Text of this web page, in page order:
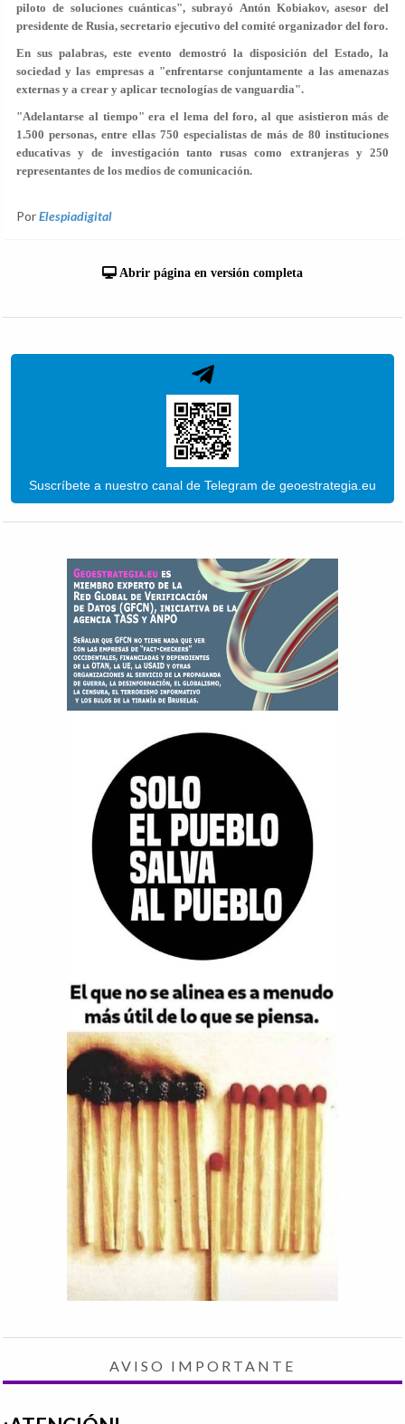
piloto de soluciones cuánticas", subrayó Antón Kobiakov, asesor del
presidente de Rusia, secretario ejecutivo del comité organizador del foro.
En sus palabras, este evento demostró la disposición del Estado, la
sociedad y las empresas a "enfrentarse conjuntamente a las amenazas
externas y a crear y aplicar tecnologías de vanguardia".
"Adelantarse al tiempo" era el lema del foro, al que asistieron más de
1.500 personas, entre ellas 750 especialistas de más de 80 instituciones
educativas y de investigación tanto rusas como extranjeras y 250
representantes de los medios de comunicación.
PorElespiadigital
Abrir página en versión completa
Suscríbete a nuestro canal de Telegram de geoestrategia.eu
AVISO IMPORTANTE